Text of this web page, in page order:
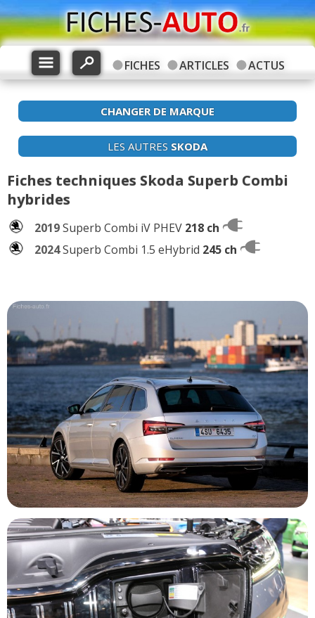
FICHES ARTICLES ACTUS
CHANGER DE MARQUE
LES AUTRES SKODA
Fiches techniques Skoda Superb Combi
hybrides
2019Superb Combi iV PHEV 218 ch
2024Superb Combi 1.5 eHybrid 245 ch